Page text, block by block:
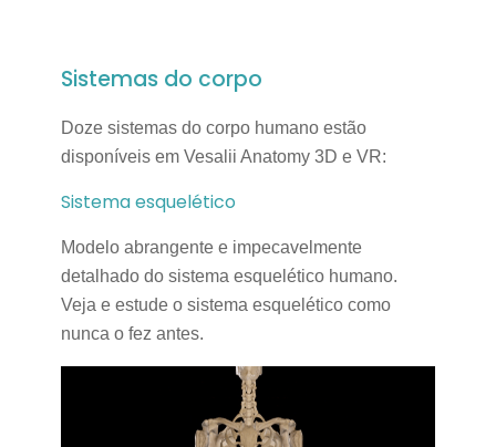
Sistemas do corpo
Doze sistemas do corpo humano estão
disponíveis em Vesalii Anatomy 3D e VR:
Sistema esquelético
Modelo abrangente e impecavelmente
detalhado do sistema esquelético humano.
Veja e estude o sistema esquelético como
nunca o fez antes.